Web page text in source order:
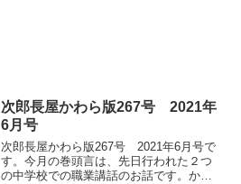
次郎長屋かわら版267号 2021年
6月号
次郎長屋かわら版267号 2021年6月号で
す。今月の巻頭言は、先日行われた２つ
の中学校での職業講話のお話です。かれ